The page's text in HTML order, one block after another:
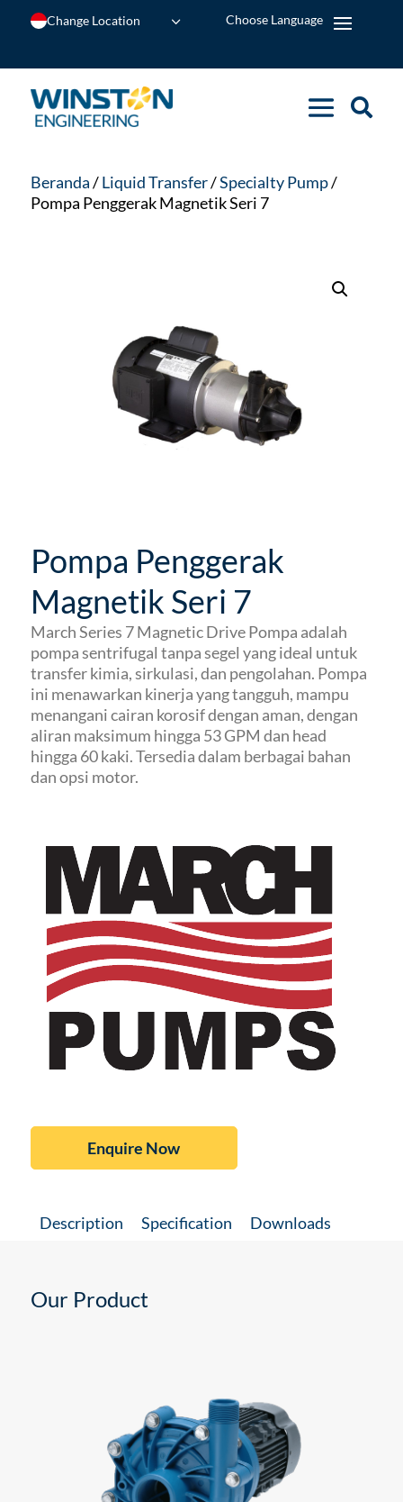
Change Location
Beranda/Liquid Transfer/Specialty Pump/
Pompa Penggerak Magnetik Seri 7
Pompa Penggerak
Magnetik Seri 7
March Series 7 Magnetic Drive Pompa adalah
pompa sentrifugal tanpa segel yang ideal untuk
transfer kimia, sirkulasi, dan pengolahan. Pompa
ini menawarkan kinerja yang tangguh, mampu
menangani cairan korosif dengan aman, dengan
aliran maksimum hingga 53 GPM dan head
hingga 60 kaki. Tersedia dalam berbagai bahan
dan opsi motor.
Enquire Now
Description Specification Downloads
Our Product